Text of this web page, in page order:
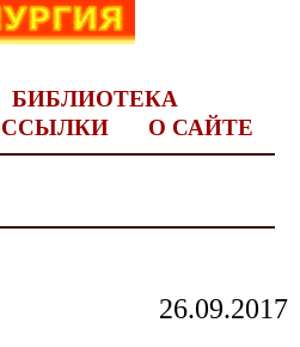
БИБЛИОТЕКА
ССЫЛКИ О САЙТЕ
26.09.2017